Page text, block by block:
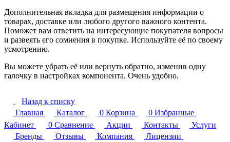
Дополнительная вкладка для размещения информации о
товарах, доставке или любого другого важного контента.
Поможет вам ответить на интересующие покупателя вопросы
и развеять его сомнения в покупке. Используйте её по своему
усмотрению.
Вы можете убрать её или вернуть обратно, изменив одну
галочку в настройках компонента. Очень удобно.
Назад к списку
Главная
Каталог 0 Корзина 0 Избранные
Кабинет
0 Сравнение Акции Контакты
Услуги
Бренды
Отзывы Компания
Лицензии